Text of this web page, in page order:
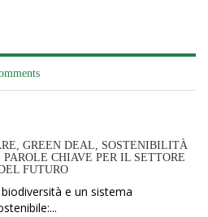
GREEN DEAL, SOSTENIBILITÀ
CHIAVE PER IL SETTORE
FUTURO
e un sistema